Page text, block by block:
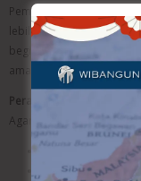
Pembuatan talud
lebih stabil, proses
begitu, beberapa jasa
aman walaupun
Perawatan Talud Setelah
Agar talud tetap awet,
Bersihkan area di
Periksa jika ada